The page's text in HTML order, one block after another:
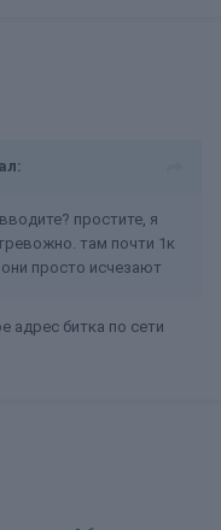
простите, я
там почти 1к
просто исчезают
адрес битка по сети